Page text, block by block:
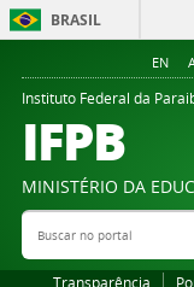
BRASIL
EN
Instituto Federal da
IFPB
MINISTÉRIO DA
Buscar no portal
Transparência